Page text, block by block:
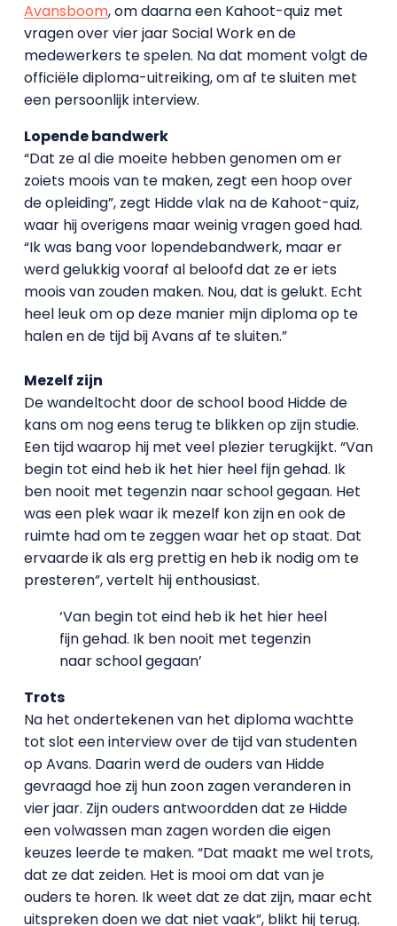
Avansboom, om daarna een Kahoot-quiz met
vragen over vier jaar Social Work en de
medewerkers te spelen. Na dat moment volgt de
officiële diploma-uitreiking, om af te sluiten met
een persoonlijk interview.
Lopende bandwerk
“Dat ze al die moeite hebben genomen om er
zoiets moois van te maken, zegt een hoop over
de opleiding”, zegt Hidde vlak na de Kahoot-quiz,
waar hij overigens maar weinig vragen goed had.
“Ik was bang voor lopendebandwerk, maar er
werd gelukkig vooraf al beloofd dat ze er iets
moois van zouden maken. Nou, dat is gelukt. Echt
heel leuk om op deze manier mijn diploma op te
halen en de tijd bij Avans af te sluiten.”
Mezelf zijn
De wandeltocht door de school bood Hidde de
kans om nog eens terug te blikken op zijn studie.
Een tijd waarop hij met veel plezier terugkijkt. “Van
begin tot eind heb ik het hier heel fijn gehad. Ik
ben nooit met tegenzin naar school gegaan. Het
was een plek waar ik mezelf kon zijn en ook de
ruimte had om te zeggen waar het op staat. Dat
ervaarde ik als erg prettig en heb ik nodig om te
presteren”, vertelt hij enthousiast.
‘Van begin tot eind heb ik het hier heel
fijn gehad. Ik ben nooit met tegenzin
naar school gegaan’
Trots
Na het ondertekenen van het diploma wachtte
tot slot een interview over de tijd van studenten
op Avans. Daarin werd de ouders van Hidde
gevraagd hoe zij hun zoon zagen veranderen in
vier jaar. Zijn ouders antwoordden dat ze Hidde
een volwassen man zagen worden die eigen
keuzes leerde te maken. “Dat maakt me wel trots,
dat ze dat zeiden. Het is mooi om dat van je
ouders te horen. Ik weet dat ze dat zijn, maar echt
uitspreken doen we dat niet vaak”, blikt hij terug.